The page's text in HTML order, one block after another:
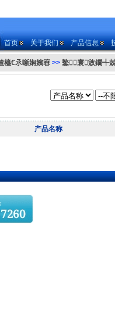
首页 关于我们 产品信息
橀€氶噺娴嬪簭 >> 鐜寰敓鐗╃
产品名称